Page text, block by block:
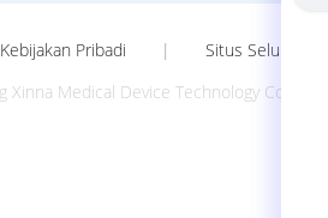
Kebijakan Pribadi |
Situs Seluler
Medical Device Technology Co., Ltd..